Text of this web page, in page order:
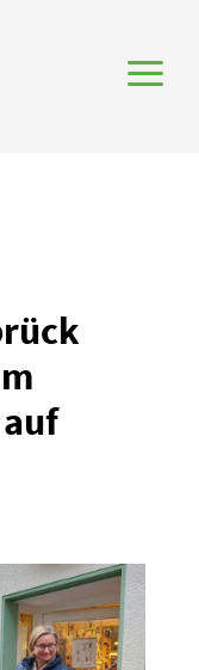
a